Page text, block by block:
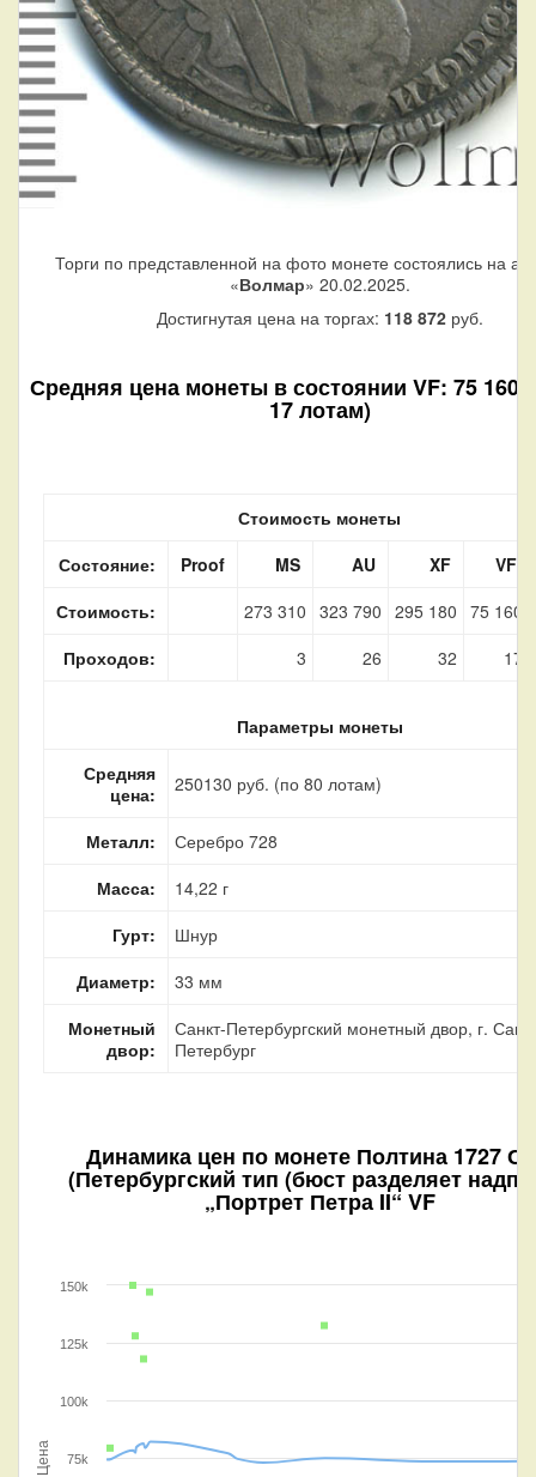
Торги по представленной на фото монете состоялись на
«Волмар» 20.02.2025.
Достигнутая цена на торгах: 118 872руб.
Средняя цена монеты в состоянии VF: 75 160
17 лотам)
Стоимость монеты
Состояние:
Proof MS AU XF
VF
Стоимость:
273 310 323 790 295 180 75 160
Проходов:
3 26 32 17
Параметры монеты
Средняя
цена:
250130 руб. (по 80 лотам)
Металл:
Серебро 728
Масса:
14,22 г
Гурт:
Шнур
Диаметр:
33 мм
Монетный
двор:
Санкт-Петербургский монетный двор, г.
Петербург
Динамика цен по монете Полтина 1727
(Петербургский тип (бюст разделяет
„Портрет Петра II“ VF
Цена 75k
100k
125k
150k